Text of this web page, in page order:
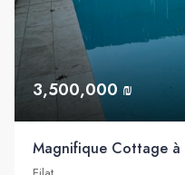
3,500,000 ₪